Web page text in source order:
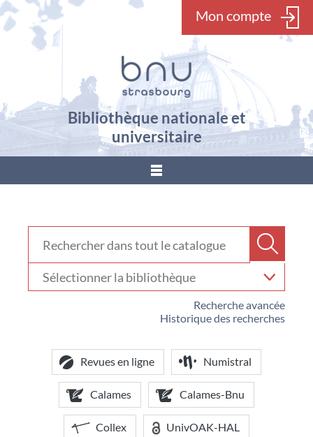
Mon compte
Bibliothèque nationale et
universitaire
???
Recherche avancée
Historique des recherches
votre
bibliothèque
Revues en ligne Numistral
Calames Calames-Bnu
Collex UnivOAK-HAL